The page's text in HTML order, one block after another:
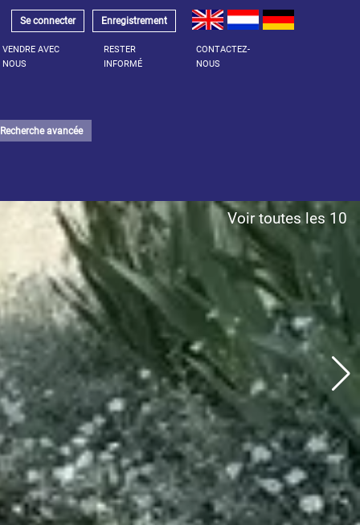
Se connecter Enregistrement
VENDRE AVEC
NOUS
RESTER
INFORMÉ
CONTACTEZ-
NOUS
Recherche avancée
Voir toutes les 10